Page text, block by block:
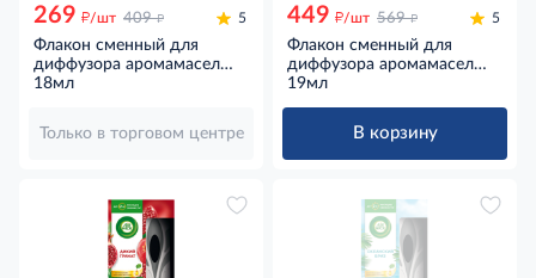
269 д/шт 409 д 5
Флакон сменный для
диффузора аромамасел
AirWick Дикий гранат,
18мл
Только в торговом центре
449 д/шт 569 д 5
Флакон сменный для
диффузора аромамасел
AirWick Цитрусовая цедра,
19мл
В корзину